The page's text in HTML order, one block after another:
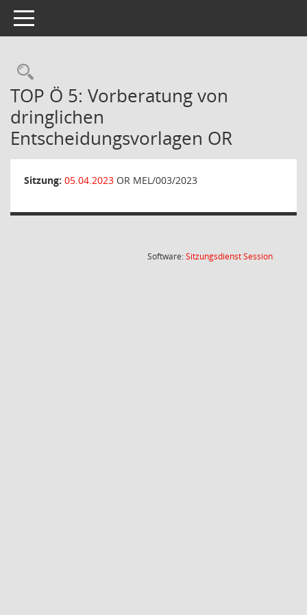
Toggle navigation
Rechercheauswahl
TOP Ö 5: Vorberatung von
dringlichen
Entscheidungsvorlagen OR
Sitzung: 05.04.2023 OR MEL/003/2023
Software:SitzungsdienstSession(Wird in